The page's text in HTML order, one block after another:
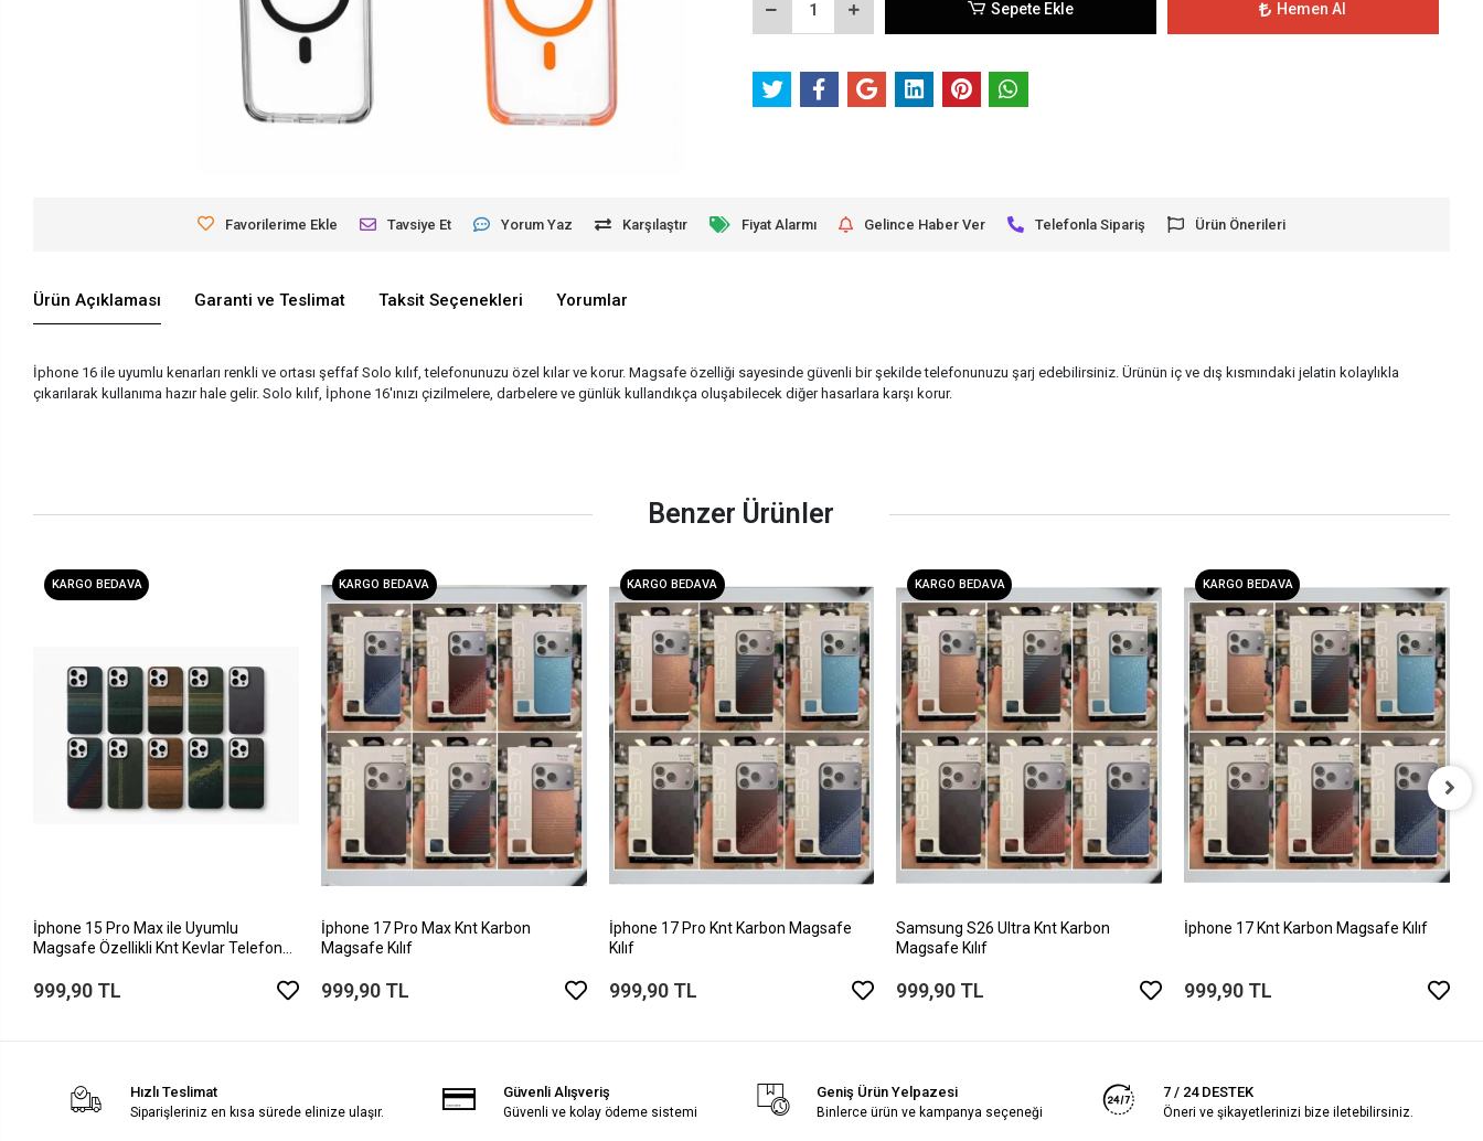
Sepete Ekle Hemen Al
Favorilerime Ekle Tavsiye Et Yorum Yaz Karşılaştır Fiyat Alarmı Gelince Haber Ver Telefonla Sipariş Ürün Önerileri
Ürün Açıklaması Garanti ve Teslimat Taksit Seçenekleri Yorumlar
İphone 16 ile uyumlu kenarları renkli ve ortası şeffaf Solo kılıf, telefonunuzu özel kılar ve korur. Magsafe özelliği sayesinde güvenli bir şekilde telefonunuzu şarj edebilirsiniz. Ürünün iç ve dış kısmındaki jelatin kolaylıkla
çıkarılarak kullanıma hazır hale gelir. Solo kılıf, İphone 16'ınızı çizilmelere, darbelere ve günlük kullandıkça oluşabilecek diğer hasarlara karşı korur.
Benzer Ürünler
KARGO BEDAVA
İphone 15 Pro Max ile Uyumlu
Magsafe Özellikli Knt Kevlar Telefon
999,90 TL
KARGO BEDAVA
İphone 17 Pro Max Knt Karbon
Magsafe Kılıf
999,90 TL
KARGO BEDAVA
İphone 17 Pro Knt Karbon Magsafe
Kılıf
999,90 TL
KARGO BEDAVA
Samsung S26 Ultra Knt Karbon
Magsafe Kılıf
999,90 TL
KARGO BEDAVA
İphone 17 Knt Karbon Magsafe Kılıf
999,90 TL
Hızlı Teslimat
Siparişleriniz en kısa sürede elinize ulaşır.
Güvenli Alışveriş
Güvenli ve kolay ödeme sistemi
Geniş Ürün Yelpazesi
Binlerce ürün ve kampanya seçeneği
7 / 24 DESTEK
Öneri ve şikayetlerinizi bize iletebilirsiniz.